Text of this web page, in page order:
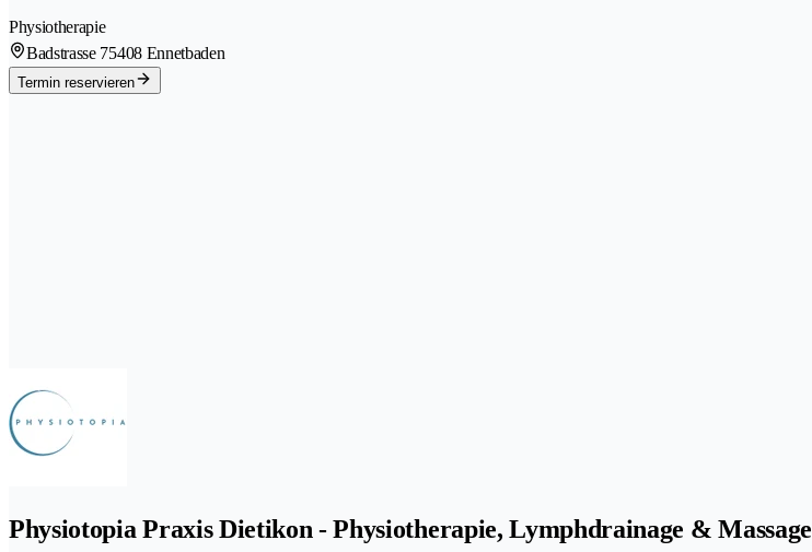
Physiotherapie
Badstrasse 75408 Ennetbaden
Termin reservieren
Physiotopia Praxis Dietikon - Physiotherapie, Lymphdrainage & Massage